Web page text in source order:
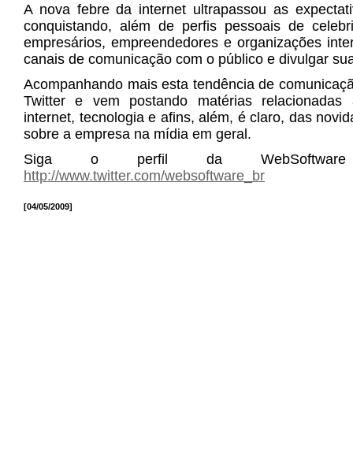
A nova febre da internet ultrapassou as
conquistando, além de perfis pessoais de
empresários, empreendedores e organizações
canais de comunicação com o público e divulgar
Acompanhando mais esta tendência de
Twitter e vem postando matérias
internet, tecnologia e afins, além, é claro, das
sobre a empresa na mídia em geral.
Siga o perfil da
http://www.twitter.com/websoftware_br
[04/05/2009]